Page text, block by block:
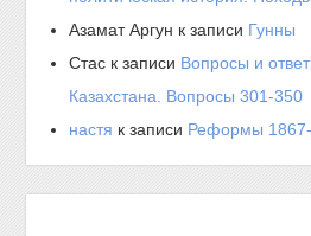
Азамат Аргун к записи Гунны
Стас к записи Вопросы и
Казахстана. Вопросы 301-350
настя к записи Реформы 1867-